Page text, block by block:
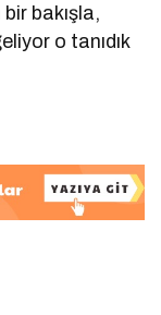
bakışla,
o tanıdık